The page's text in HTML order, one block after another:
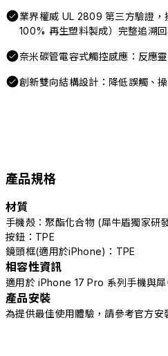
業界權威 UL 2809 第三方驗證，
100% 再生塑料製成）完整追溯
奈米碳管電容式觸控感應：反應
創新雙向結構設計：降低誤觸、
產品規格
材質
手機殼：聚酯化合物 (犀牛盾獨家研
按鈕：TPE
鏡頭框(適用於iPhone)：TPE
相容性資訊
適用於 iPhone 17 Pro 系列手機與
產品安裝
為提供最佳使用體驗，請參考官方安